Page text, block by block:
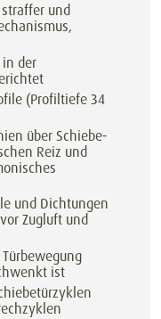
und
der
(Profiltiefe 34
über Schiebe-
Reiz und
und Dichtungen
Zugluft und
ist